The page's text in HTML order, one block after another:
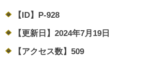
【ID】 P-928
【更新日】 2024年7月19日
【アクセス数】 509